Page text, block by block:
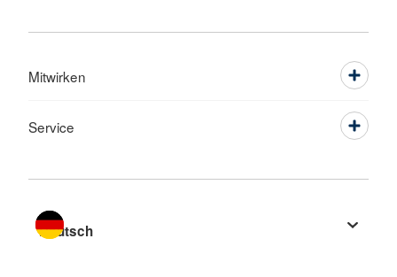
Mitwirken
Service
Sprache wechseln zu